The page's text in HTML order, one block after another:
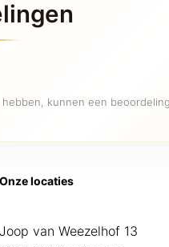
kunnen een
Onze locaties
Joop van Weezelhof 13